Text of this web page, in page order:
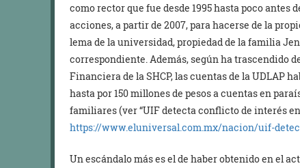
como rector que fue desde 1995 hasta poco antes
acciones, a partir de 2007, para hacerse de la
lema de la universidad, propiedad de la familia
correspondiente. Además, según ha trascendido
Financiera de la SHCP, las cuentas de la UDLAP
hasta por 150 millones de pesos a cuentas en
familiares (ver “UIF detecta conflicto de interés en
https://www.eluniversal.com.mx/nacion/uif-
Un escándalo más es el de haber obtenido en el